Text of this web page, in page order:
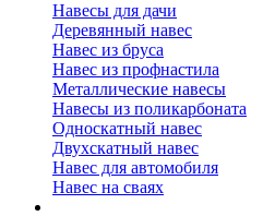
Навесы для дачи
Деревянный навес
Навес из бруса
Навес из профнастила
Металлические навесы
Навесы из поликарбоната
Односкатный навес
Двухскатный навес
Навес для автомобиля
Навес на сваях